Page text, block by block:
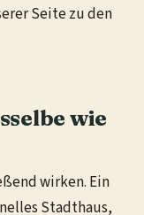
Seite zu den
wie
wirken. Ein
Stadthaus,